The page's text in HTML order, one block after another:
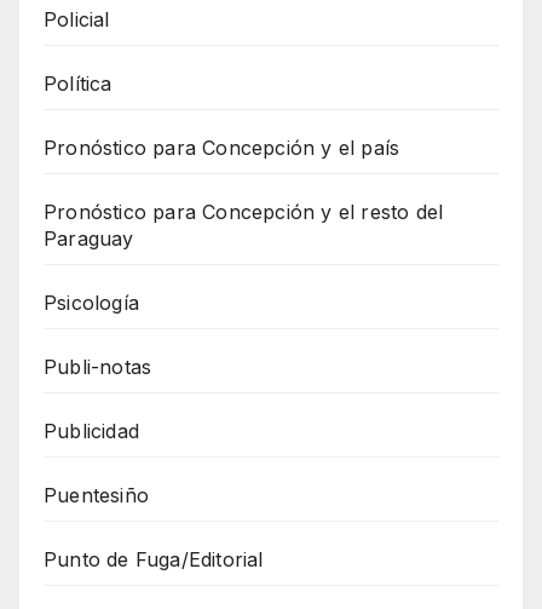
Policial
Política
Pronóstico para Concepción y el país
Pronóstico para Concepción y el resto del
Paraguay
Psicología
Publi-notas
Publicidad
Puentesiño
Punto de Fuga/Editorial